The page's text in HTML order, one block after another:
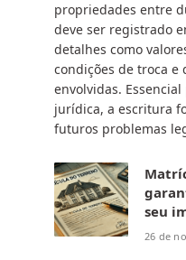
propriedades entre
deve ser registrado
detalhes como
condições de troca e
envolvidas.
jurídica, a escritura
futuros problemas
seu
26 de